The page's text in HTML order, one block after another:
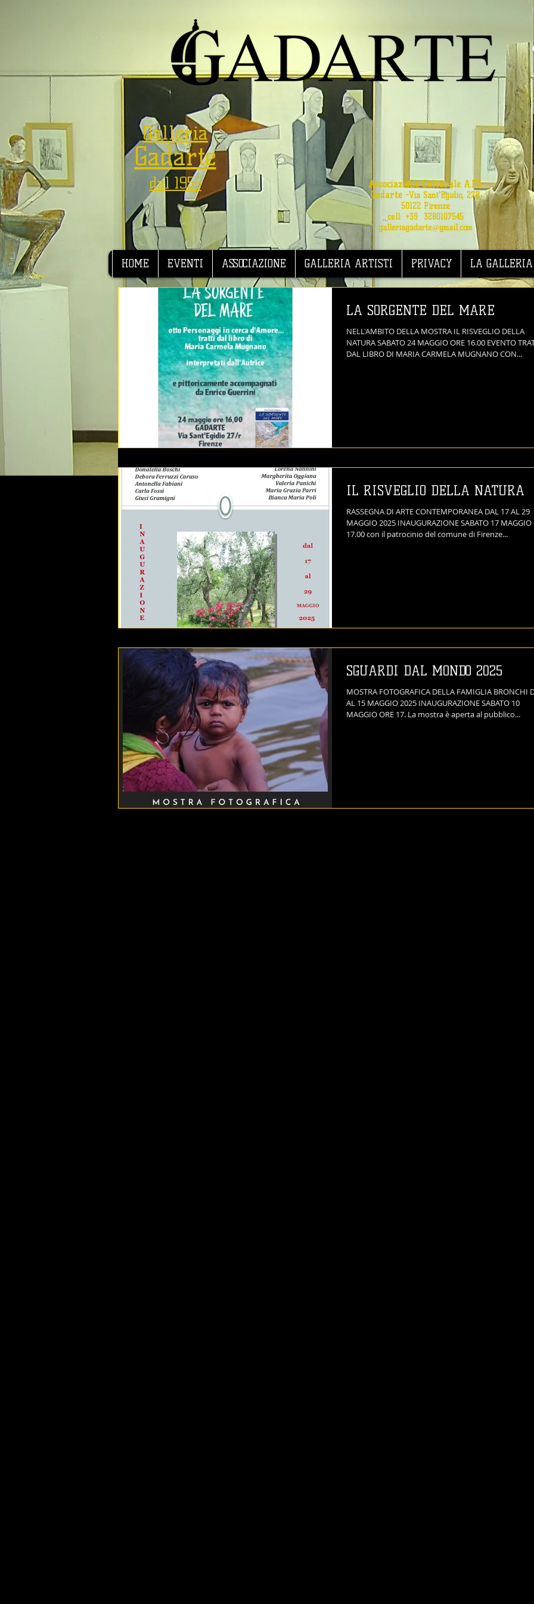
Galleria
Gadarte
dal 1956
Associazione Culturale A.P.S.
Gadarte -Via Sant'Egidio, 27R
50122 Firenze
cell: +39 3280107545
galleriagadarte@gmail.com
HOME EVENTI ASSOCIAZIONE GALLERIA ARTISTI PRIVACY LA GALLERIA
LA SORGENTE DEL MARE
NELL'AMBITO DELLA MOSTRA IL RISVEGLIO DELLA
NATURA SABATO 24 MAGGIO ORE 16.00 EVENTO TRATTO
DAL LIBRO DI MARIA CARMELA MUGNANO CON...
IL RISVEGLIO DELLA NATURA
RASSEGNA DI ARTE CONTEMPORANEA DAL 17 AL 29
MAGGIO 2025 INAUGURAZIONE SABATO 17 MAGGIO
17.00 con il patrocinio del comune di Firenze...
SGUARDI DAL MONDO 2025
MOSTRA FOTOGRAFICA DELLA FAMIGLIA BRONCHI
AL 15 MAGGIO 2025 INAUGURAZIONE SABATO 10
MAGGIO ORE 17. La mostra è aperta al pubblico...